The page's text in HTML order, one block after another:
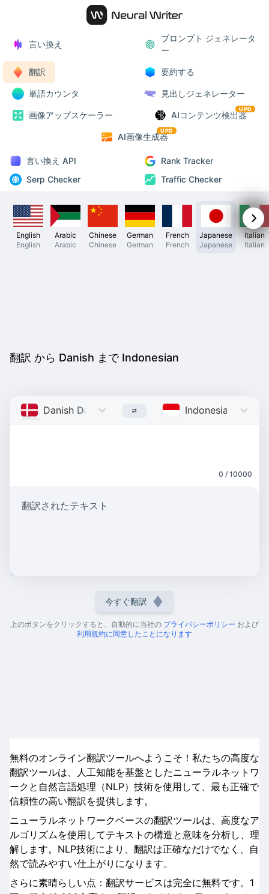
言い換え
プロンプト ジェネレータ
ー
翻訳 要約する
単語カウンタ 見出しジェネレーター
画像アップスケーラー AIコンテンツ検出器
UPD
AI画像生成器
UPD
言い換え API
Rank Tracker
Serp Checker
Traffic Checker
English
English
Arabic
Arabic
Chinese
Chinese
German
German
French
French
Japanese
Japanese
Italian
Italian
翻訳 から Danish まで Indonesian
Danish Danish Indonesian
0 / 10000
翻訳されたテキスト
今すぐ翻訳
上のボタンをクリックすると、自動的に当社の プライバシーポリシー および
利用規約に同意したことになります
無料のオンライン翻訳ツールへようこそ！私たちの高度な
翻訳ツールは、人工知能を基盤としたニューラルネットワ
ークと自然言語処理（NLP）技術を使用して、最も正確で
信頼性の高い翻訳を提供します。
ニューラルネットワークベースの翻訳ツールは、高度なア
ルゴリズムを使用してテキストの構造と意味を分析し、理
解します。NLP技術により、翻訳は正確なだけでなく、自
然で読みやすい仕上がりになります。
さらに素晴らしい点：翻訳サービスは完全に無料です。1